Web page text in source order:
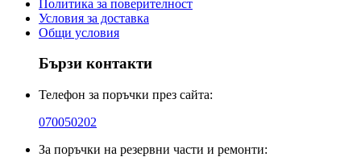
Политика за поверителност
Условия за доставка
Общи условия
Бързи контакти
Телефон за поръчки през сайта:
070050202
За поръчки на резервни части и ремонти: